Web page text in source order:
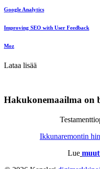
Google Analytics
Improving SEO with User Feedback
Moz
Lataa lisää
Hakukonemaailma on
Ikkunaremontin
Lue